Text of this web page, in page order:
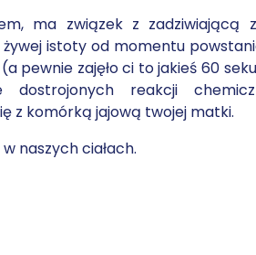
ma związek z zadziwiającą
żywej istoty od momentu
pewnie zajęło ci to jakieś 60
dostrojonych reakcji
z komórką jajową twojej matki.
naszych ciałach.